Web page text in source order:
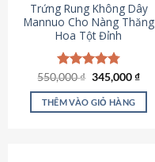
Trứng Rung Không Dây
Mannuo Cho Nàng Thăng
Hoa Tột Đỉnh
Được xếp
hạng4.81
5 sao
550,000₫ Giá
là:
550,000 ₫.
345,000₫Giá
tại
THÊM VÀO GIỎ HÀNG